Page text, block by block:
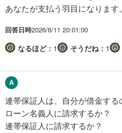
あなたが支払う羽目になります。
回答日時2026/6/11 20:01:00
なるほど： 1 そうだね： 1
連帯保証人は、自分が借金する
ローン名義人に請求するか？
連帯保証人に請求するか？